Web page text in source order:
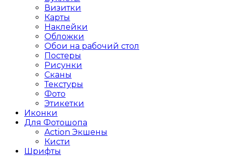
Визитки
Карты
Наклейки
Обложки
Обои на рабочий стол
Постеры
Рисунки
Сканы
Текстуры
Фото
Этикетки
Иконки
Для Фотошопа
Action Экшены
Кисти
Шрифты